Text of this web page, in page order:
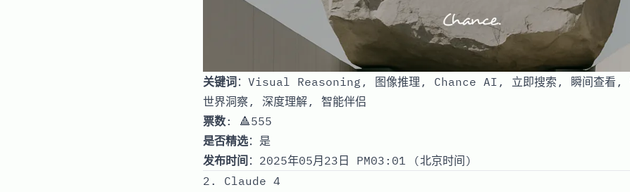
关键词：Visual Reasoning, 图像推理, Chance AI, 立即搜索, 瞬间查看,
世界洞察, 深度理解, 智能伴侣
票数: 🔺555
是否精选：是
发布时间 ：2025年05月23日 PM03:01 (北京时间)
2. Claude 4